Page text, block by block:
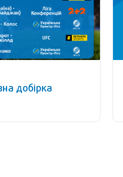
добірка